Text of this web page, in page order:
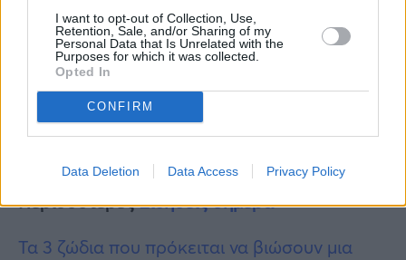
I want to opt-out of Collection, Use,
Retention, Sale, and/or Sharing of my
Personal Data that Is Unrelated with the
Purposes for which it was collected.
Opted In
CONFIRM
Data Deletion Data Access Privacy Policy
ΠερισσότερεςΕιδήσεις σήμερα
Τα 3 ζώδια που πρόκειται να βιώσουν μια